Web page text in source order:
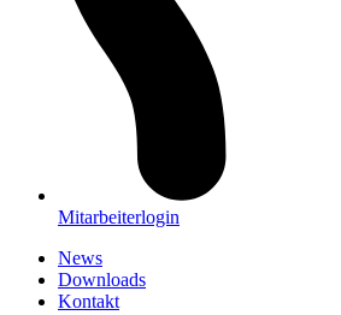
Mitarbeiterlogin
News
Downloads
Kontakt